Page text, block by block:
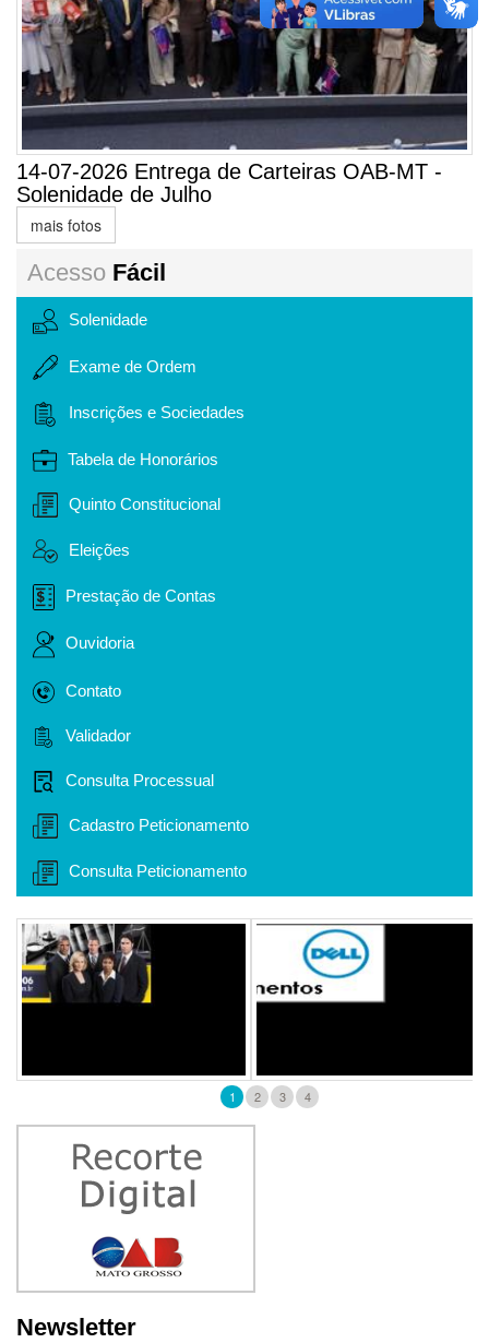
14-07-2026 Entrega de Carteiras OAB-MT -
Solenidade de Julho
mais fotos
Acesso Fácil
Solenidade
Exame de Ordem
Inscrições e Sociedades
Tabela de Honorários
Quinto Constitucional
Eleições
Prestação de Contas
Ouvidoria
Contato
Validador
Consulta Processual
Cadastro Peticionamento
Consulta Peticionamento
1 2 3 4
Newsletter